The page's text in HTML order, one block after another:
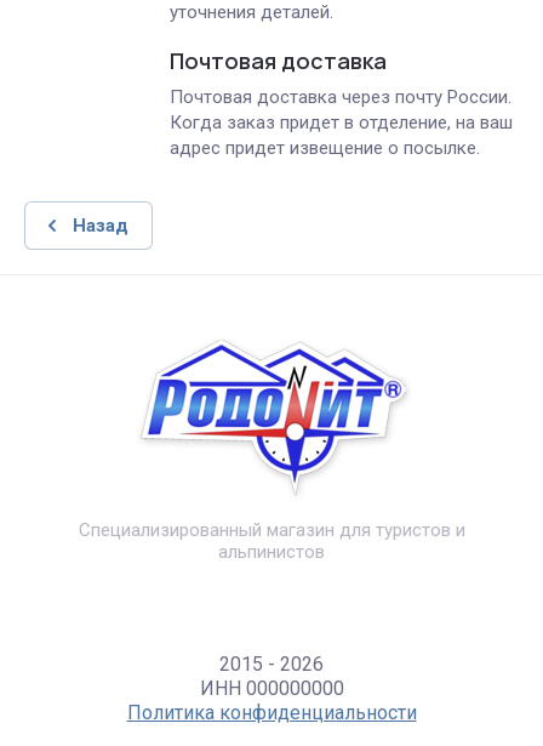
уточнения деталей.
Почтовая доставка
Почтовая доставка через почту России.
Когда заказ придет в отделение, на ваш
адрес придет извещение о посылке.
Назад
Специализированный магазин для туристов и
альпинистов
2015 - 2026
ИНН 000000000
Политика конфиденциальности